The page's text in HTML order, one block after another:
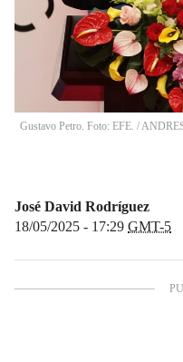
Gustavo Petro. Foto: EFE. /
José David Rodríguez
18/05/2025 - 17:29 GMT-5